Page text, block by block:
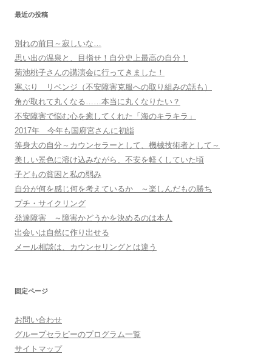
最近の投稿
別れの前日～寂しいな…
思い出の温泉と、目指せ！自分史上最高の自分！
菊池桃子さんの講演会に行ってきました！
寒ぶり リベンジ（不安障害克服への取り組みの話も）
角が取れて丸くなる……本当に丸くなりたい？
不安障害で悩む心を癒してくれた「海のキラキラ」
2017年 今年も国府宮さんに初詣
等身大の自分～カウンセラーとして、機械技術者として～
美しい景色に溶け込みながら、不安を軽くしていた頃
子どもの貧困と私の弱み
自分が何を感じ何を考えているか ～楽しんだもの勝ち
プチ・サイクリング
発達障害 ～障害かどうかを決めるのは本人
出会いは自然に作り出せる
メール相談は、カウンセリングとは違う
固定ページ
お問い合わせ
グループセラピーのプログラム一覧
サイトマップ